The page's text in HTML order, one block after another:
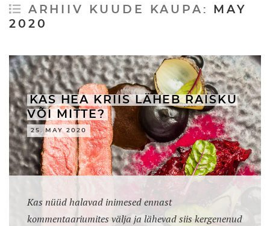
ARHIIV KUUDE KAUPA:
MAY
2020
KAS HEA KRIIS LÄHEB RAISKU
VÕI MITTE?
25. MAY 2020
Kas nüüd halavad inimesed ennast
kommentaariumites välja ja lähevad siis kergenenud